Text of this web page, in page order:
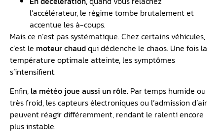
l’accélérateur, le régime tombe brutalement et
accentue les à-coups.
Mais ce n’est pas systématique. Chez certains véhicules,
c’est le moteur chaudqui déclenche le chaos. Une fois la
température optimale atteinte, les symptômes
s’intensifient.
Enfin, la météo joue aussi un rôle. Par temps humide ou
très froid, les capteurs électroniques ou l’admission d’air
peuvent réagir différemment, rendant le ralenti encore
plus instable. ️️